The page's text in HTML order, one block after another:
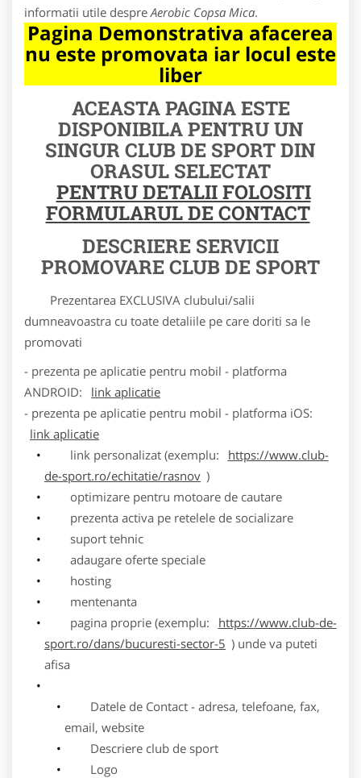
informatii utile despre Aerobic Copsa Mica.
Pagina Demonstrativa afacerea
nu este promovata iar locul este
liber
ACEASTA PAGINA ESTE
DISPONIBILA PENTRU UN
SINGUR CLUB DE SPORT DIN
ORASUL SELECTAT
PENTRU DETALII FOLOSITI
FORMULARUL DE CONTACT
DESCRIERE SERVICII
PROMOVARE CLUB DE SPORT
Prezentarea EXCLUSIVA clubului/salii
dumneavoastra cu toate detaliile pe care doriti sa le
promovati
- prezenta pe aplicatie pentru mobil - platforma
ANDROID:
link aplicatie
- prezenta pe aplicatie pentru mobil - platforma iOS:
link aplicatie
link personalizat (exemplu:
https://www.club-
de-sport.ro/echitatie/rasnov )
optimizare pentru motoare de cautare
prezenta activa pe retelele de socializare
suport tehnic
adaugare oferte speciale
hosting
mentenanta
pagina proprie (exemplu:
https://www.club-de-
sport.ro/dans/bucuresti-sector-5 ) unde va puteti
afisa
Datele de Contact - adresa, telefoane, fax,
email, website
Descriere club de sport
Logo